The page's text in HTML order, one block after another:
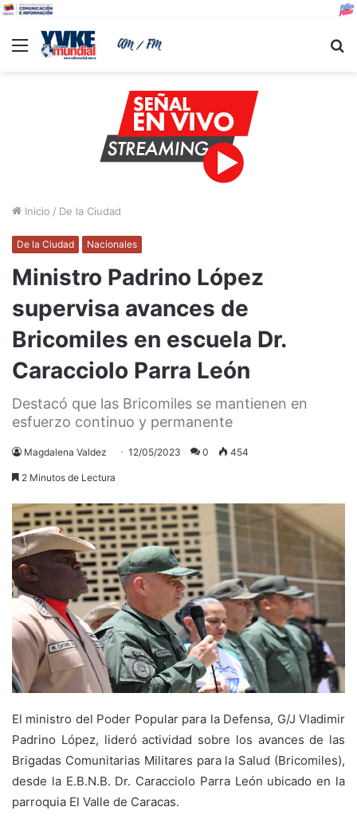
Menu
Inicio / De la Ciudad
De la Ciudad Nacionales
Ministro Padrino López
supervisa avances de
Bricomiles en escuela Dr.
Caracciolo Parra León
Destacó que las Bricomiles se mantienen en
esfuerzo continuo y permanente
Magdalena Valdez 12/05/2023 0 454
2 Minutos de Lectura
El ministro del Poder Popular para la Defensa, G/J Vladimir
Padrino López, lideró actividad sobre los avances de las
Brigadas Comunitarias Militares para la Salud (Bricomiles),
desde la E.B.N.B. Dr. Caracciolo Parra León ubicado en la
parroquia El Valle de Caracas.